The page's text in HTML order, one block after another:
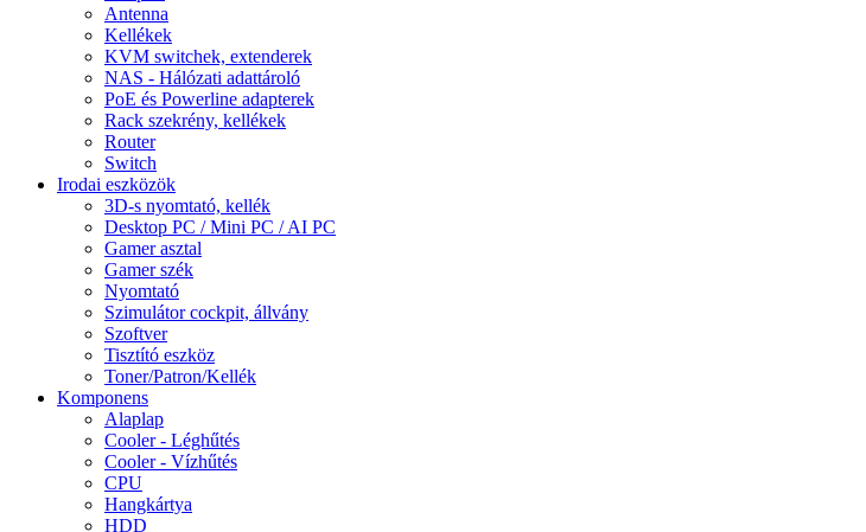
Antenna
Kellékek
KVM switchek, extenderek
NAS - Hálózati adattároló
PoE és Powerline adapterek
Rack szekrény, kellékek
Router
Switch
Irodai eszközök
3D-s nyomtató, kellék
Desktop PC / Mini PC / AI PC
Gamer asztal
Gamer szék
Nyomtató
Szimulátor cockpit, állvány
Szoftver
Tisztító eszköz
Toner/Patron/Kellék
Komponens
Alaplap
Cooler - Léghűtés
Cooler - Vízhűtés
CPU
Hangkártya
HDD